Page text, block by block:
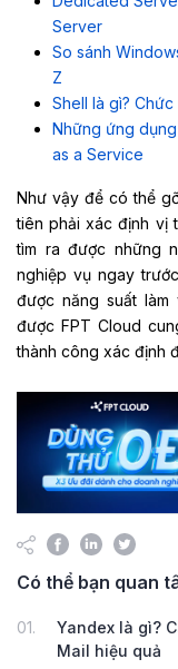
Server
So sánh
Z
Shell là gì?
Những ứng
as a Service
Như vậy để có thể
tiên phải xác định vị
tìm ra được những
nghiệp vụ ngay
được năng suất
được FPT Cloud
thành công xác định
Có thể bạn quan
01.
Yandex là gì?
Mail hiệu quả